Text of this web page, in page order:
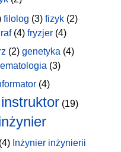
filolog (3) fizyk (2)
(4) fryzjer (4)
(2) genetyka (4)
(3)
(4)
instruktor (19)
(4) Inżynier inżynierii